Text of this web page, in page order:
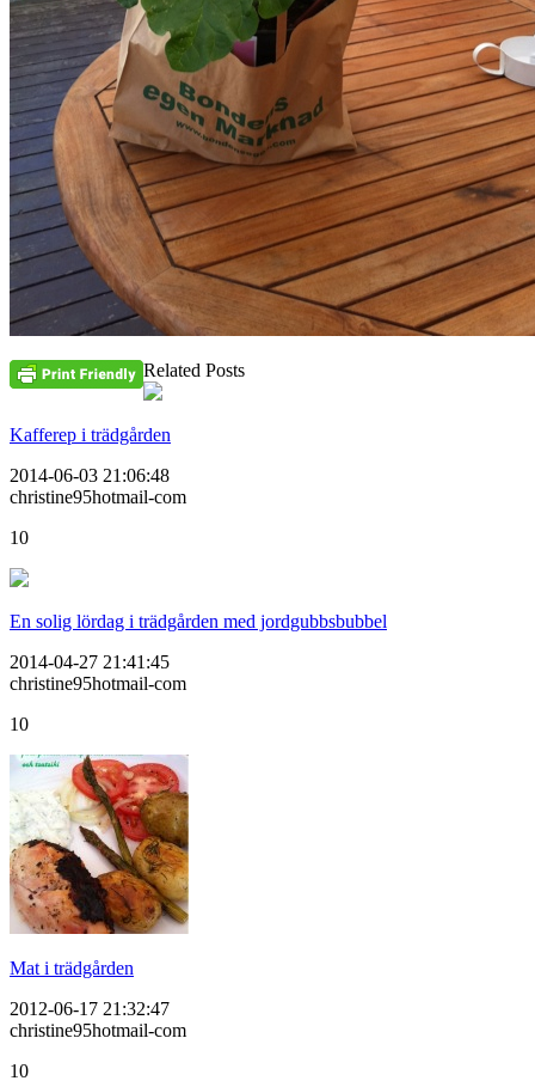
Related Posts
Kafferep i trädgården
2014-06-03 21:06:48
christine95hotmail-com
10
En solig lördag i trädgården med jordgubbsbubbel
2014-04-27 21:41:45
christine95hotmail-com
10
Mat i trädgården
2012-06-17 21:32:47
christine95hotmail-com
10